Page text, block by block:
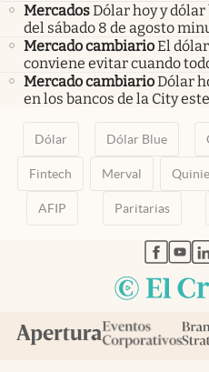
MercadosDólar hoy y
del sábado 8 de agosto
Mercado cambiarioEl
conviene evitar cuando
Mercado cambiarioDólar
en los bancos de la City
Dólar Dólar Blue
Fintech Merval
AFIP Paritarias
abre